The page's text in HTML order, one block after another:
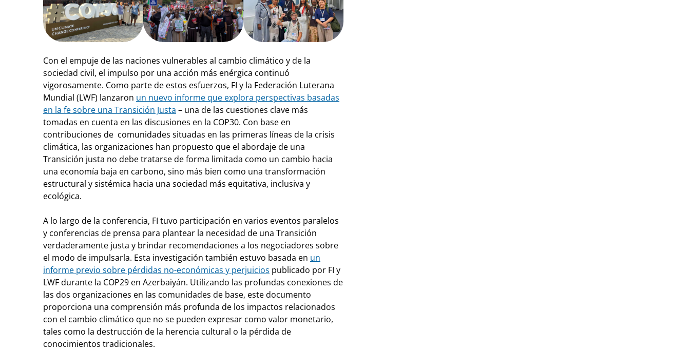
Con el empuje de las naciones vulnerables al cambio climático y de la
sociedad civil, el impulso por una acción más enérgica continuó
vigorosamente. Como parte de estos esfuerzos, FI y la Federación Luterana
Mundial (LWF) lanzaron un nuevo informe que explora perspectivas basadas
en la fe sobre una Transición Justa – una de las cuestiones clave más
tomadas en cuenta en las discusiones en la COP30. Con base en
contribuciones de comunidades situadas en las primeras líneas de la crisis
climática, las organizaciones han propuesto que el abordaje de una
Transición justa no debe tratarse de forma limitada como un cambio hacia
una economía baja en carbono, sino más bien como una transformación
estructural y sistémica hacia una sociedad más equitativa, inclusiva y
ecológica.
A lo largo de la conferencia, FI tuvo participación en varios eventos paralelos
y conferencias de prensa para plantear la necesidad de una Transición
verdaderamente justa y brindar recomendaciones a los negociadores sobre
el modo de impulsarla. Esta investigación también estuvo basada en un
informe previo sobre pérdidas no-económicas y perjuicios publicado por FI y
LWF durante la COP29 en Azerbaiyán. Utilizando las profundas conexiones de
las dos organizaciones en las comunidades de base, este documento
proporciona una comprensión más profunda de los impactos relacionados
con el cambio climático que no se pueden expresar como valor monetario,
tales como la destrucción de la herencia cultural o la pérdida de
conocimientos tradicionales.